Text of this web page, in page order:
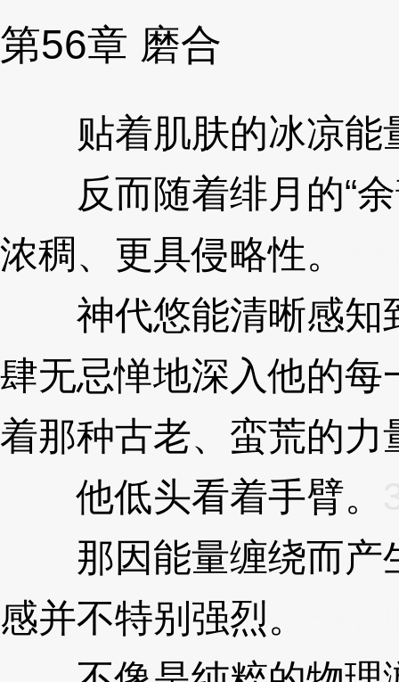
第56章 磨合
贴着肌肤的冰凉能
反而随着绯月的“余
浓稠、更具侵略性。
神代悠能清晰感知
肆无忌惮地深入他的
着那种古老、蛮荒的力
他低头看着手臂。
那因能量缠绕而产
感并不特别强烈。